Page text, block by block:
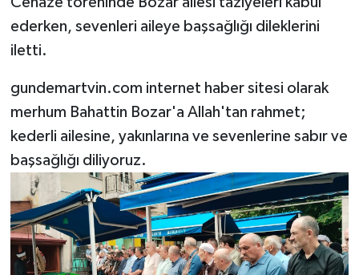
ederken, sevenleri aileye başsağlığı dileklerini
iletti.
gundemartvin.com internet haber sitesi olarak
merhum Bahattin Bozar'a Allah'tan rahmet;
kederli ailesine, yakınlarına ve sevenlerine sabır ve
başsağlığı diliyoruz.